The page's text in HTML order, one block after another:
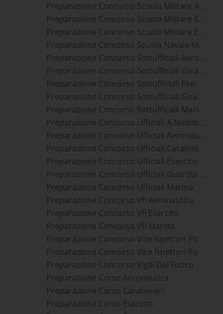
Preparazione Concorso Scuola Militare Aeronautica Douhet
Preparazione Concorso Scuola Militare Esercito Nunziatella
Preparazione Concorso Scuola Militare Esercito Teulié
Preparazione Concorso Scuola Navale Militare Marina Morosini
Preparazione Concorso Sottufficiali Aeronautica
Preparazione Concorso Sottufficiali Carabinieri
Preparazione Concorso Sottufficiali Esercito
Preparazione Concorso Sottufficiali Guardia Di Finanza
Preparazione Concorso Sottufficiali Marina
Preparazione Concorso Ufficiali A Nomina Diretta
Preparazione Concorso Ufficiali Aeronautica
Preparazione Concorso Ufficiali Carabinieri
Preparazione Concorso Ufficiali Esercito
Preparazione Concorso Ufficiali Guardia Di Finanza
Preparazione Concorso Ufficiali Marina
Preparazione Concorso Vfi Aeronautica
Preparazione Concorso Vfi Esercito
Preparazione Concorso Vfi Marina
Preparazione Concorso Vice Ispettori Polizia Di Stato
Preparazione Concorso Vice Ispettori Polizia Penitenziaria
Preparazione Concorso Vigili Del Fuoco
Preparazione Corso Aeronautica
Preparazione Corso Carabinieri
Preparazione Corso Esercito